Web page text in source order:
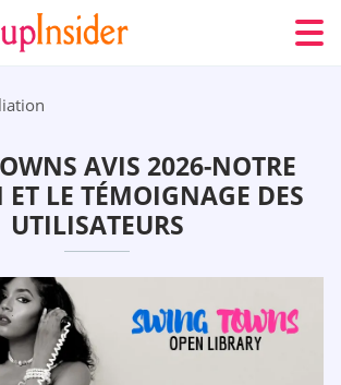
AVIS 2026-NOTRE
LE TÉMOIGNAGE DES
UTILISATEURS